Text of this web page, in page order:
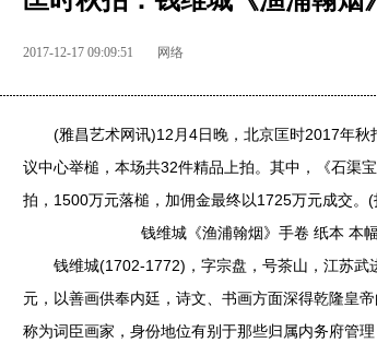
2017-12-17 09:09:51 网络
(雅昌艺术网讯)12月4日晚，北京匡时2017年秋
议中心举槌，本场共32件精品上拍。其中，《石渠
拍，1500万元落槌，加佣金最终以1725万元成交
钱维城《渔浦翰烟》手卷 纸本 本
钱维城(1702-1772)，字宗盘，号茶山，江苏武
元，以善画供奉内廷，诗文、书画方面深得乾隆皇
称为词臣画家，身份地位有别于那些归属内务府管